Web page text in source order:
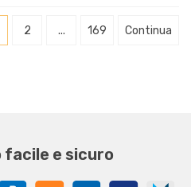
2 ... 169 Continua
facile e sicuro